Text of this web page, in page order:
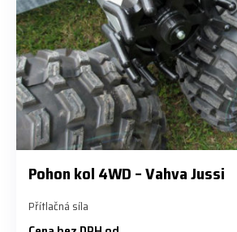
Pohon kol 4WD – Vahva Jussi
Přítlačná síla